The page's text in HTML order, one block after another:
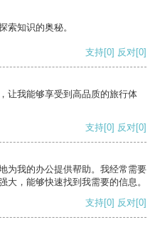
索知识的奥秘。
支持[0] 反对[0]
让我能够享受到高品质的旅行体
支持[0] 反对[0]
为我的办公提供帮助。我经常需要
大，能够快速找到我需要的信息。
支持[0] 反对[0]